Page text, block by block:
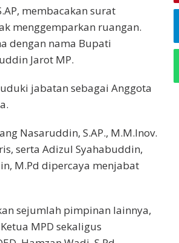
membacakan surat
menggemparkan ruangan.
dengan nama Bupati
Jarot MP.
jabatan sebagai Anggota
Nasaruddin, S.AP., M.M.Inov.
serta Adizul Syahabuddin,
M.Pd dipercaya menjabat
sejumlah pimpinan lainnya,
MPD sekaligus